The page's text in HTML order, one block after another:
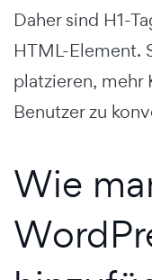
Daher sind H1-
HTML-Element.
platzieren, mehr
Benutzer zu
Wie